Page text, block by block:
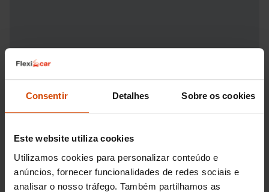
Consentir Detalhes Sobre os cookies
Este website utiliza cookies
Utilizamos cookies para personalizar conteúdo e
anúncios, fornecer funcionalidades de redes sociais e
analisar o nosso tráfego. Também partilhamos as